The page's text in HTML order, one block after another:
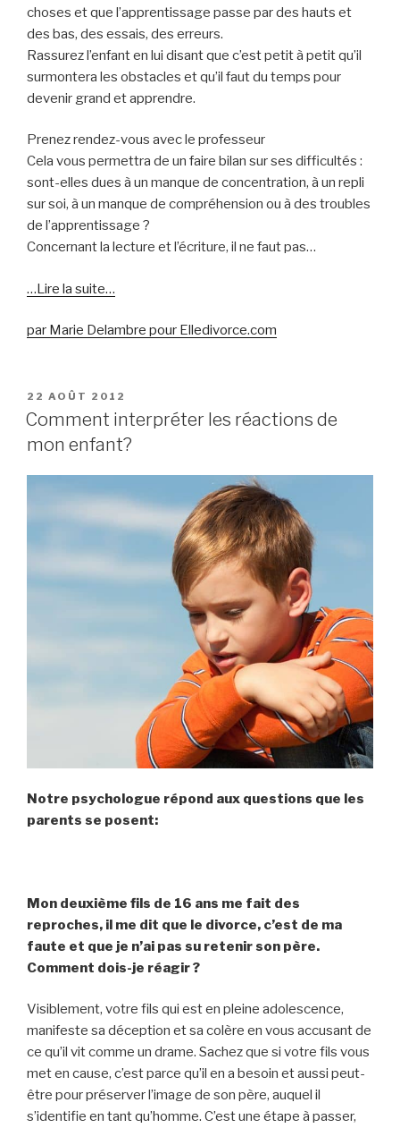
choses et que l’apprentissage passe par des hauts et
des bas, des essais, des erreurs.
Rassurez l’enfant en lui disant que c’est petit à petit qu’il
surmontera les obstacles et qu’il faut du temps pour
devenir grand et apprendre.
Prenez rendez-vous avec le professeur
Cela vous permettra de un faire bilan sur ses difficultés :
sont-elles dues à un manque de concentration, à un repli
sur soi, à un manque de compréhension ou à des troubles
de l’apprentissage ?
Concernant la lecture et l’écriture, il ne faut pas…
…Lire la suite…
par Marie Delambre pour Elledivorce.com
PUBLIÉ
LE
22 AOÛT 2012
Comment interpréter les réactions de
mon enfant?
Notre psychologue répond aux questions que les
parents se posent:
Mon deuxième fils de 16 ans me fait des
reproches, il me dit que le divorce, c’est de ma
faute et que je n’ai pas su retenir son père.
Comment dois-je réagir ?
Visiblement, votre fils qui est en pleine adolescence,
manifeste sa déception et sa colère en vous accusant de
ce qu’il vit comme un drame. Sachez que si votre fils vous
met en cause, c’est parce qu’il en a besoin et aussi peut-
être pour préserver l’image de son père, auquel il
s’identifie en tant qu’homme. C’est une étape à passer,